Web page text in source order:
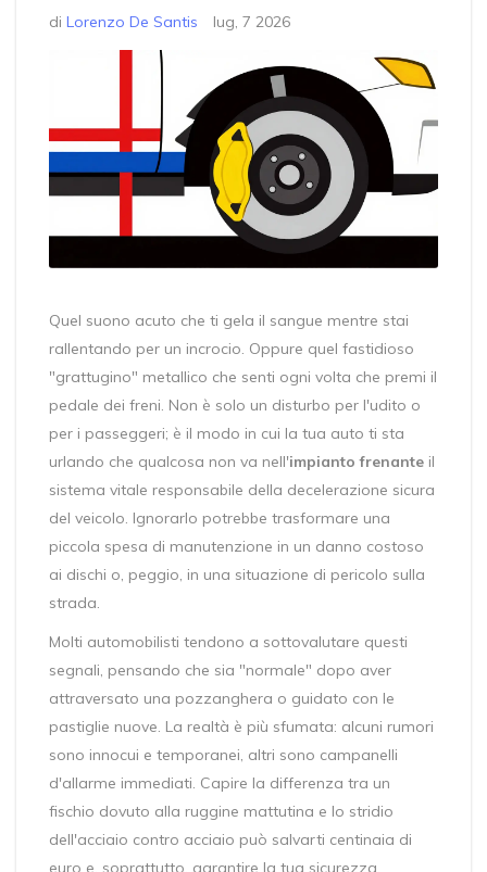
di Lorenzo De Santis lug, 7 2026
Quel suono acuto che ti gela il sangue mentre stai
rallentando per un incrocio. Oppure quel fastidioso
"grattugino" metallico che senti ogni volta che premi il
pedale dei freni. Non è solo un disturbo per l'udito o
per i passeggeri; è il modo in cui la tua auto ti sta
urlando che qualcosa non va nell'impianto frenante il
sistema vitale responsabile della decelerazione sicura
del veicolo. Ignorarlo potrebbe trasformare una
piccola spesa di manutenzione in un danno costoso
ai dischi o, peggio, in una situazione di pericolo sulla
strada.
Molti automobilisti tendono a sottovalutare questi
segnali, pensando che sia "normale" dopo aver
attraversato una pozzanghera o guidato con le
pastiglie nuove. La realtà è più sfumata: alcuni rumori
sono innocui e temporanei, altri sono campanelli
d'allarme immediati. Capire la differenza tra un
fischio dovuto alla ruggine mattutina e lo stridio
dell'acciaio contro acciaio può salvarti centinaia di
euro e, soprattutto, garantire la tua sicurezza.